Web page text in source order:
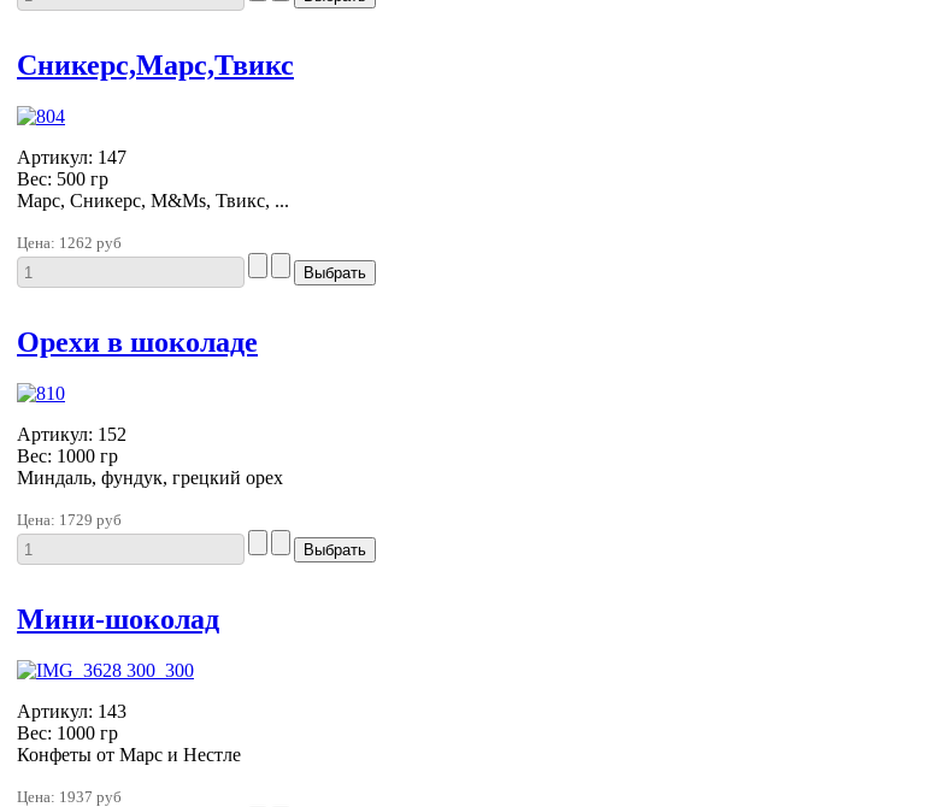
Сникерс,Марс,Твикс
Артикул: 147
Вес: 500 гр
Марс, Сникерс, M&Ms, Твикс, ...
Цена: 1262 руб
Орехи в шоколаде
Артикул: 152
Вес: 1000 гр
Миндаль, фундук, грецкий орех
Цена: 1729 руб
Мини-шоколад
Артикул: 143
Вес: 1000 гр
Конфеты от Марс и Нестле
Цена: 1937 руб